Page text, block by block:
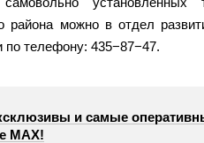
района можно в отдел
по телефону: 435−87−47.
и самые
МАХ!